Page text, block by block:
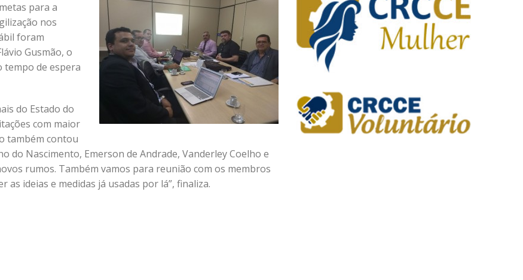
para a
nos
foram
Gusmão, o
tempo de espera
do Estado do
com maior
também contou
do Nascimento, Emerson de Andrade, Vanderley Coelho e
rumos. Também vamos para reunião com os membros
ideias e medidas já usadas por lá”, finaliza.